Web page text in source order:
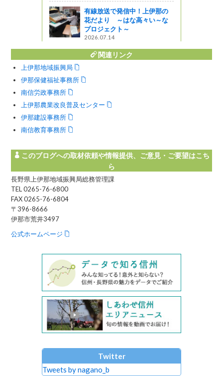
有線放送で発信中！上伊那の
花だより ～はな高々い～な
プロジェクト～
2026.07.14
関連リンク
上伊那地域振興局
伊那保健福祉事務所
南信労政事務所
上伊那農業改良普及センター
伊那建設事務所
南信教育事務所
このブログへの取材依頼や情報提供、ご意見・ご要望はこち
ら
長野県上伊那地域振興局総務管理課
TEL 0265-76-6800
FAX 0265-76-6804
〒396-8666
伊那市荒井3497
公式ホームページ
Twitter
Tweets by nagano_b